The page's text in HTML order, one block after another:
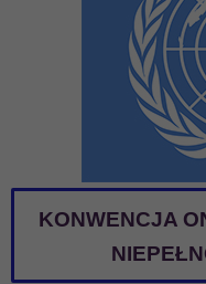
KONWENCJA